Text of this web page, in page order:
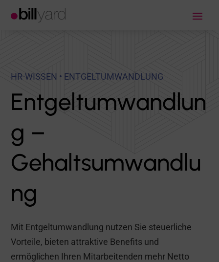
HR-WISSEN • ENTGELTUMWANDLUNG
Entgeltumwandlun
g –
Gehaltsumwandlu
ng
Mit Entgeltumwandlung nutzen Sie steuerliche
Vorteile, bieten attraktive Benefits und
ermöglichen Ihren Mitarbeitenden mehr Netto